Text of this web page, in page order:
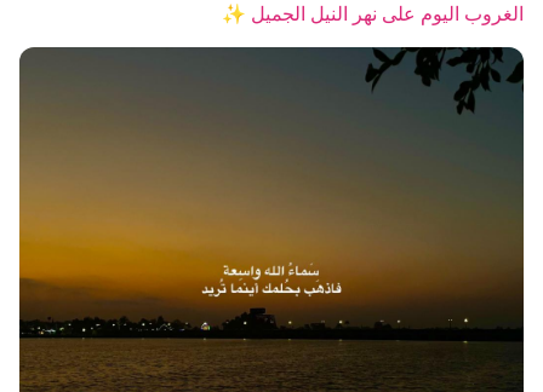
الغروب اليوم على نهر النيل الجميل ✨